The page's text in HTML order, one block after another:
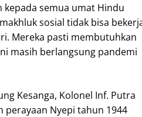
kepada semua umat Hindu
sosial tidak bisa
Mereka pasti membutuhkan
masih berlangsung pandemi
Kesanga, Kolonel Inf. Putra
perayaan Nyepi tahun 1944